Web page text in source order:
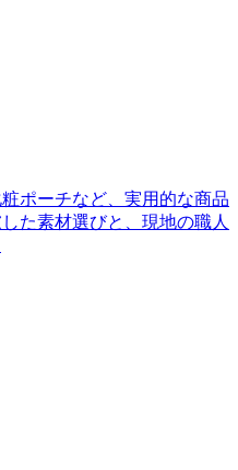
ポーチなど、実用的な商品
た素材選びと、現地の職人